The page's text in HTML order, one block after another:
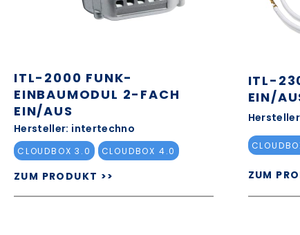
ITL-2000 FUNK-
EINBAUMODUL 2-FACH
EIN/AUS
Hersteller: intertechno
CLOUDBOX 3.0 CLOUDBOX 4.0
ZUM PRODUKT >>
ITL-
EIN/
ZUM